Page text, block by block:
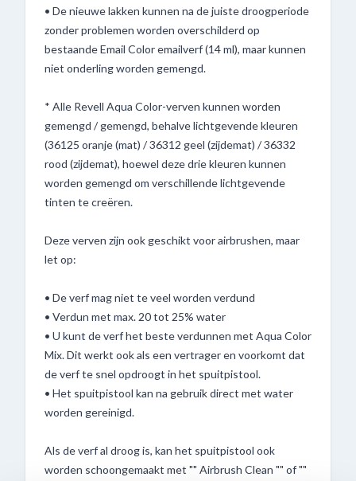
• De nieuwe lakken kunnen na de juiste droogperiode
zonder problemen worden overschilderd op
bestaande Email Color emailverf (14 ml), maar kunnen
niet onderling worden gemengd.
* Alle Revell Aqua Color-verven kunnen worden
gemengd / gemengd, behalve lichtgevende kleuren
(36125 oranje (mat) / 36312 geel (zijdemat) / 36332
rood (zijdemat), hoewel deze drie kleuren kunnen
worden gemengd om verschillende lichtgevende
tinten te creëren.
Deze verven zijn ook geschikt voor airbrushen, maar
let op:
• De verf mag niet te veel worden verdund
• Verdun met max. 20 tot 25% water
• U kunt de verf het beste verdunnen met Aqua Color
Mix. Dit werkt ook als een vertrager en voorkomt dat
de verf te snel opdroogt in het spuitpistool.
• Het spuitpistool kan na gebruik direct met water
worden gereinigd.
Als de verf al droog is, kan het spuitpistool ook
worden schoongemaakt met "" Airbrush Clean "" of ""